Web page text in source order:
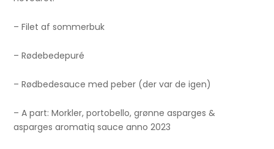
– Filet af sommerbuk
– Rødebedepuré
– Rødbedesauce med peber (der var de igen)
– A part: Morkler, portobello, grønne asparges &
asparges aromatiq sauce anno 2023